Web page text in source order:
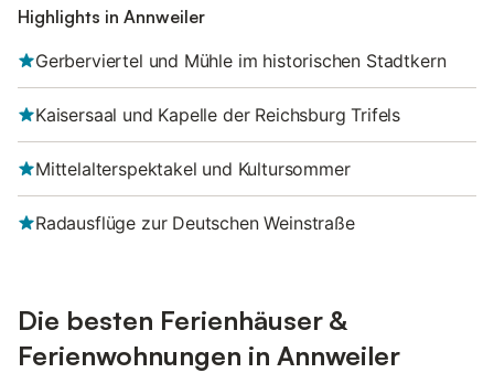
Highlights in Annweiler
Gerberviertel und Mühle im historischen Stadtkern
Kaisersaal und Kapelle der Reichsburg Trifels
Mittelalterspektakel und Kultursommer
Radausflüge zur Deutschen Weinstraße
Die besten Ferienhäuser &
Ferienwohnungen in Annweiler